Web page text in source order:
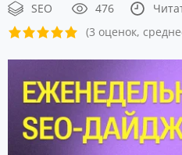
SEO 476
(3 оценок,